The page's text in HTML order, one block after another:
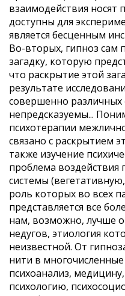
взаимодействия носят
доступны для
является бесценным
Во-вторых, гипноз сам
загадку, которую
что раскрытие этой
результате
совершенно различ­ных
непредсказуемы...
психотерапии
связано с раскрытием
также изучение
проблема воздействия
системы
роль которых во всех
представляется все
нам, возможно, лучше
недугов, этиология
неизвестной. От
нити в
психоанализ,
психологию,